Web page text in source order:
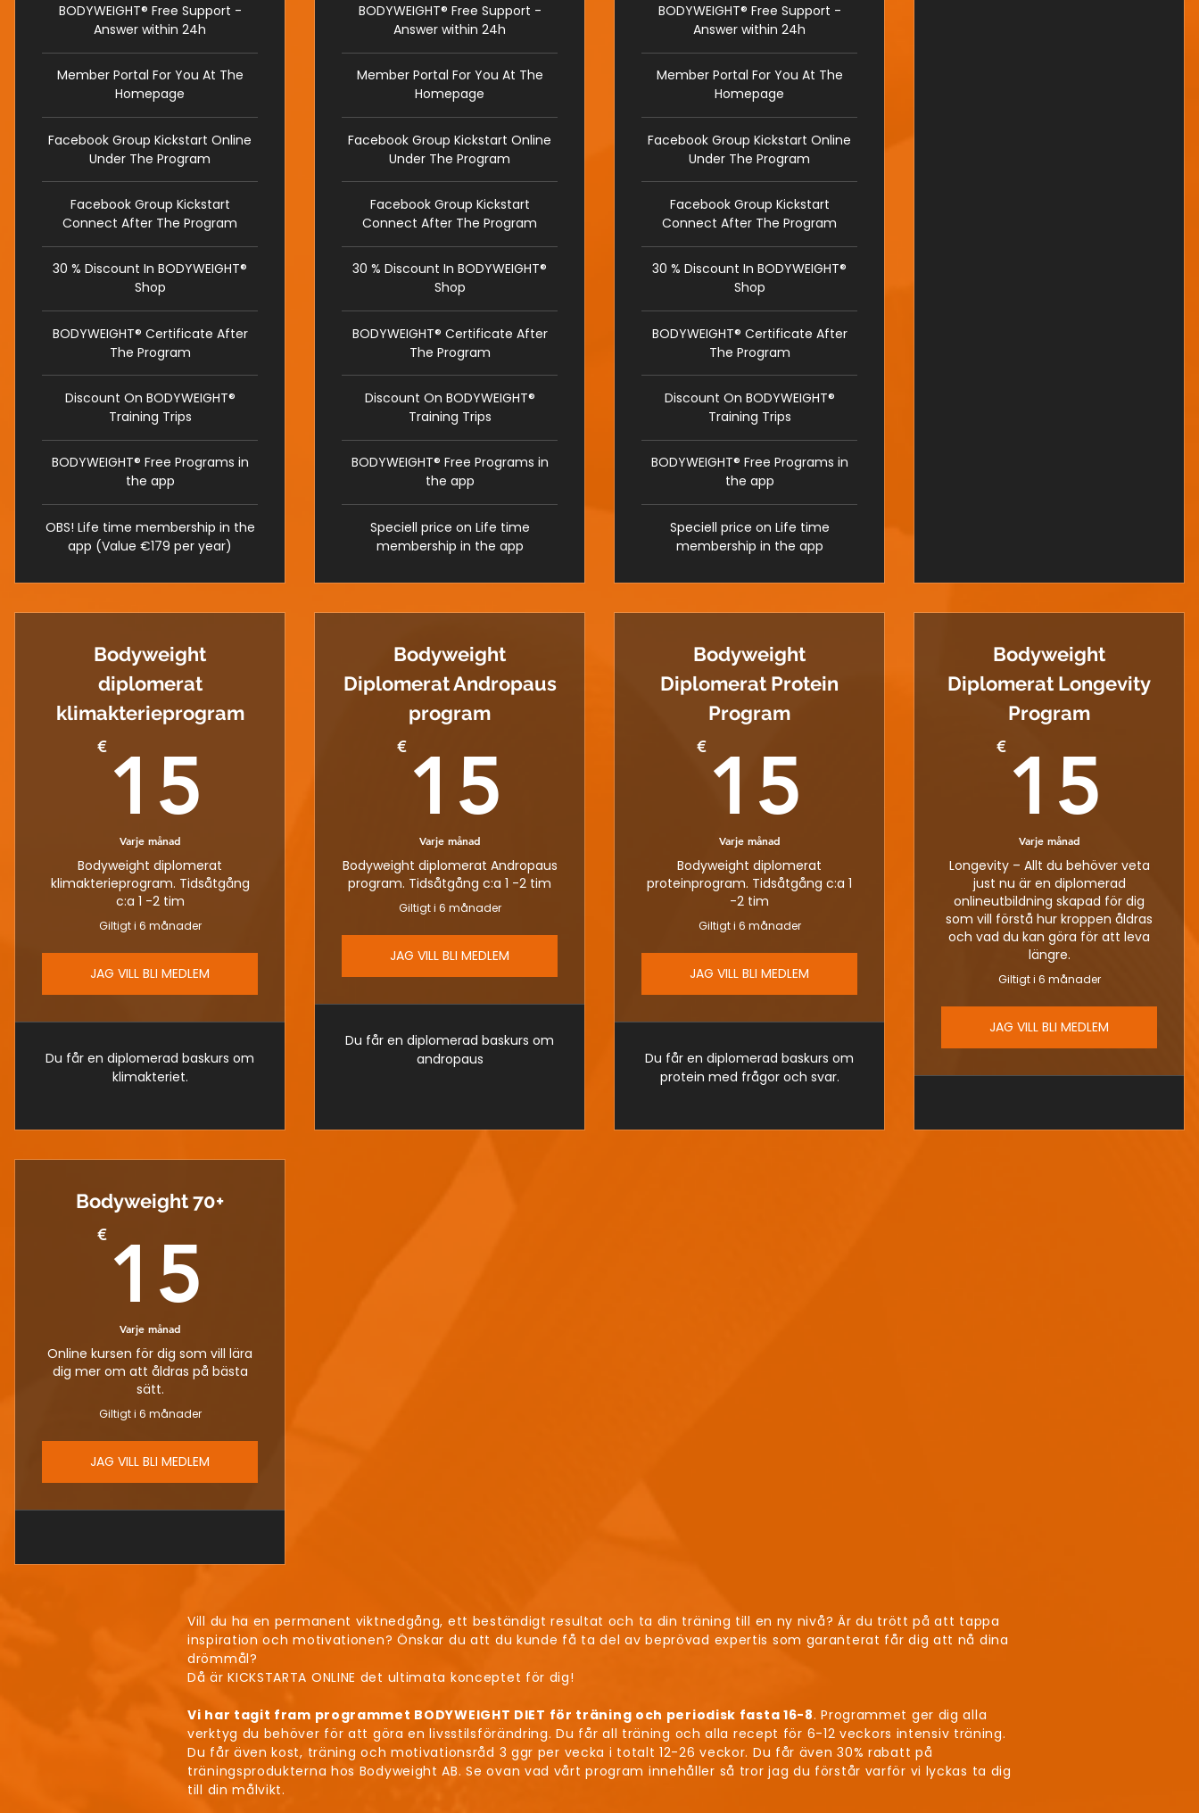
BODYWEIGHT® Free Support -
Answer within 24h
Member Portal For You At The
Homepage
Facebook Group Kickstart Online
Under The Program
Facebook Group Kickstart
Connect After The Program
30 % Discount In BODYWEIGHT®
Shop
BODYWEIGHT® Certificate After
The Program
Discount On BODYWEIGHT®
Training Trips
BODYWEIGHT® Free Programs in
the app
OBS! Life time membership in the
app (Value €179 per year)
BODYWEIGHT® Free Support -
Answer within 24h
Member Portal For You At The
Homepage
Facebook Group Kickstart Online
Under The Program
Facebook Group Kickstart
Connect After The Program
30 % Discount In BODYWEIGHT®
Shop
BODYWEIGHT® Certificate After
The Program
Discount On BODYWEIGHT®
Training Trips
BODYWEIGHT® Free Programs in
the app
Speciell price on Life time
membership in the app
BODYWEIGHT® Free Support -
Answer within 24h
Member Portal For You At The
Homepage
Facebook Group Kickstart Online
Under The Program
Facebook Group Kickstart
Connect After The Program
30 % Discount In BODYWEIGHT®
Shop
BODYWEIGHT® Certificate After
The Program
Discount On BODYWEIGHT®
Training Trips
BODYWEIGHT® Free Programs in
the app
Speciell price on Life time
membership in the app
Bodyweight
diplomerat
klimakterieprogram
€ 15
Varje månad
Bodyweight diplomerat
klimakterieprogram. Tidsåtgång
c:a 1 -2 tim
Giltigt i 6 månader
JAG VILL BLI MEDLEM
Du får en diplomerad baskurs om
klimakteriet.
Bodyweight
Diplomerat Andropaus
program
€ 15
Varje månad
Bodyweight diplomerat Andropaus
program. Tidsåtgång c:a 1 -2 tim
Giltigt i 6 månader
JAG VILL BLI MEDLEM
Du får en diplomerad baskurs om
andropaus
Bodyweight
Diplomerat Protein
Program
€ 15
Varje månad
Bodyweight diplomerat
proteinprogram. Tidsåtgång c:a 1
-2 tim
Giltigt i 6 månader
JAG VILL BLI MEDLEM
Du får en diplomerad baskurs om
protein med frågor och svar.
Bodyweight
Diplomerat Longevity
Program
€ 15
Varje månad
Longevity – Allt du behöver veta
just nu är en diplomerad
onlineutbildning skapad för dig
som vill förstå hur kroppen åldras
och vad du kan göra för att leva
längre.
Giltigt i 6 månader
JAG VILL BLI MEDLEM
Bodyweight 70+
€ 15
Varje månad
Online kursen för dig som vill lära
dig mer om att åldras på bästa
sätt.
Giltigt i 6 månader
JAG VILL BLI MEDLEM
Vill du ha en permanent viktnedgång, ett beständigt resultat och ta din träning till en ny nivå? Är du trött på att tappa
inspiration och motivationen? Önskar du att du kunde få ta del av beprövad expertis som garanterat får dig att nå dina
drömmål?
Då är KICKSTARTA ONLINE det ultimata konceptet för dig!
Vi har tagit fram programmet BODYWEIGHT DIET för träning och periodisk fasta 16-8. Programmet ger dig alla
verktyg du behöver för att göra en livsstilsförändring. Du får all träning och alla recept för 6-12 veckors intensiv träning.
Du får även kost, träning och motivationsråd 3 ggr per vecka i totalt 12-26 veckor. Du får även 30% rabatt på
träningsprodukterna hos Bodyweight AB. Se ovan vad vårt program innehåller så tror jag du förstår varför vi lyckas ta dig
till din målvikt.